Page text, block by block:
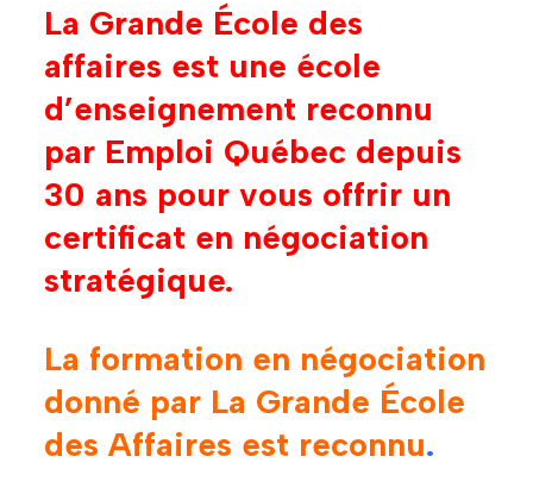
La Grande École des
affaires est une école
d’enseignement reconnu
par Emploi Québec depuis
30 ans pour vous offrir un
certificat en négociation
stratégique.
La formation en négociation
donné par La Grande École
des Affaires est reconnu.